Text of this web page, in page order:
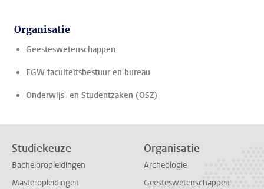
Organisatie
Geesteswetenschappen
FGW faculteitsbestuur en bureau
Onderwijs- en Studentzaken (OSZ)
Studiekeuze
Bacheloropleidingen
Masteropleidingen
Organisatie
Archeologie
Geesteswetenschappen